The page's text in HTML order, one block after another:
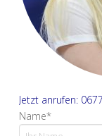
Jetzt anrufen:
Name*